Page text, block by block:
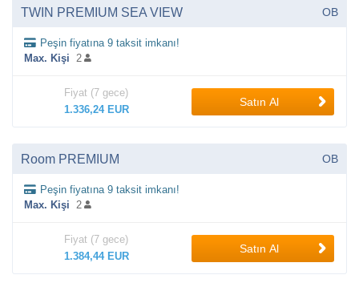
TWIN PREMIUM SEA VIEW OB
Peşin fiyatına 9 taksit imkanı!
Max. Kişi 2
Fiyat (7 gece)
1.336,24 EUR
Satın Al
Room PREMIUM OB
Peşin fiyatına 9 taksit imkanı!
Max. Kişi 2
Fiyat (7 gece)
1.384,44 EUR
Satın Al